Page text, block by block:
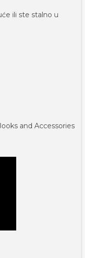
ili ste stalno u
and Accessories